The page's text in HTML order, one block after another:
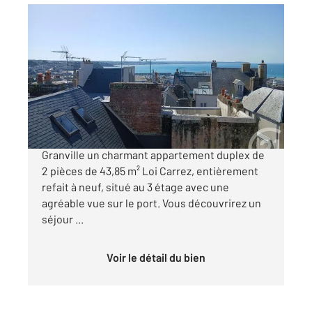
Ref : 45461
Appartement Duplex à vendre
286 000 €
CENTURY 21 Royer Immo vous propose à
Granville un charmant appartement duplex de
2 pièces de 43,85 m² Loi Carrez, entièrement
refait à neuf, situé au 3 étage avec une
agréable vue sur le port. Vous découvrirez un
séjour ...
Voir le détail du bien